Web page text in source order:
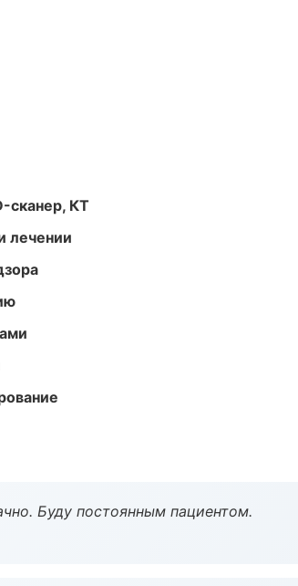
сканер, КТ
лечении
Буду постоянным пациентом.